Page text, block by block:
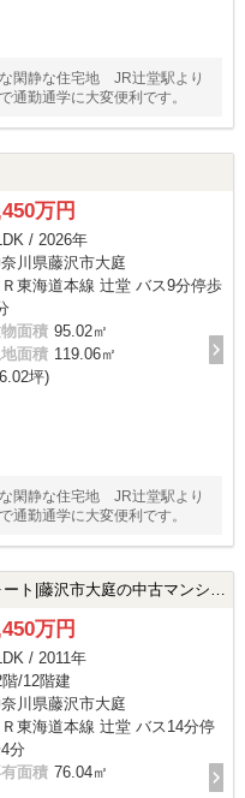
閑静な住宅地 JR辻堂駅より
通勤通学に大変便利です。
万円
/ 2026年
川県藤沢市大庭
Ｒ東海道本線 辻堂 バス9分停歩
面積 95.02㎡
面積 119.06㎡
坪)
閑静な住宅地 JR辻堂駅より
通勤通学に大変便利です。
万円
/ 2011年
階/12階建
川県藤沢市大庭
Ｒ東海道本線 辻堂 バス14分停
分
面積 76.04㎡